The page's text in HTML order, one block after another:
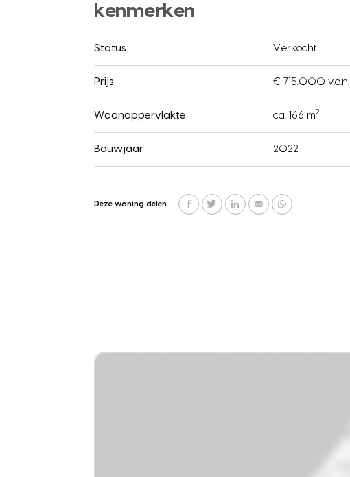
kenmerken
Status Verkocht
Prijs € 715.000 v.o.n.
Woonoppervlakte ca. 166 m2
Bouwjaar 2022
Deze woning delen